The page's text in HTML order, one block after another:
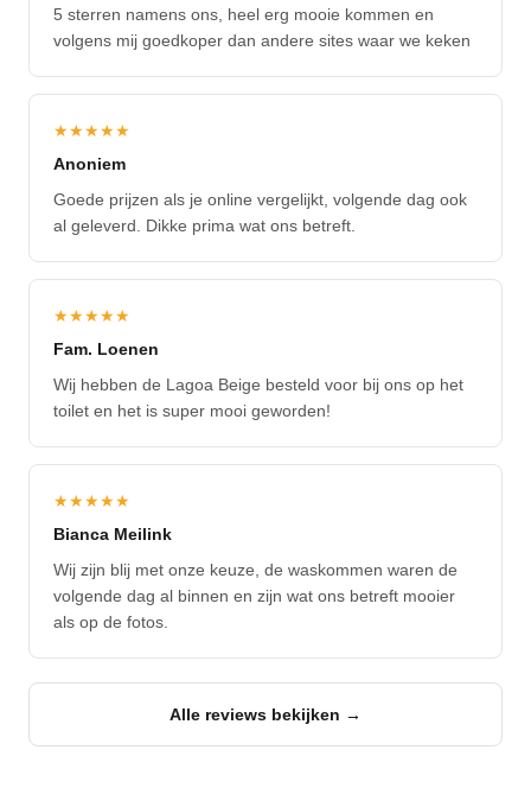
5 sterren namens ons, heel erg mooie kommen en
volgens mij goedkoper dan andere sites waar we keken
★★★★★
Anoniem
Goede prijzen als je online vergelijkt, volgende dag ook
al geleverd. Dikke prima wat ons betreft.
★★★★★
Fam. Loenen
Wij hebben de Lagoa Beige besteld voor bij ons op het
toilet en het is super mooi geworden!
★★★★★
Bianca Meilink
Wij zijn blij met onze keuze, de waskommen waren de
volgende dag al binnen en zijn wat ons betreft mooier
als op de fotos.
Alle reviews bekijken →